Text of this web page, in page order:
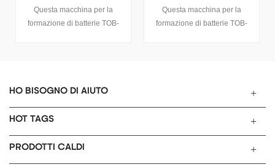
celle
Batterie Al Litio Con
Feedback Energetico
Questa macchina per la
formazione di batterie TOB-
energetico, è adatta per celle
Pressione Negativa
5V20A Questa macchina per
la formazione di batterie
è adatta per celle
HO BISOGNO DI AIUTO
HOT TAGS
PRODOTTI CALDI